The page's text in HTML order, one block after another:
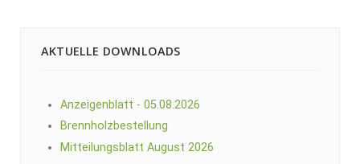
AKTUELLE DOWNLOADS
Anzeigenblatt - 05.08.2026
Brennholzbestellung
Mitteilungsblatt August 2026